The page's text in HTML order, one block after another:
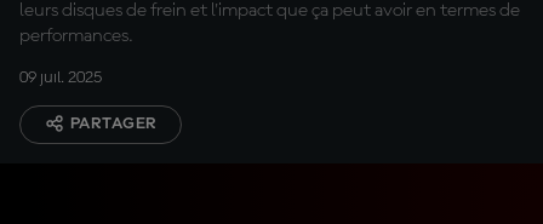
leurs disques de frein et l'impact que ça peut avoir en termes de
performances.
09 juil. 2025
PARTAGER